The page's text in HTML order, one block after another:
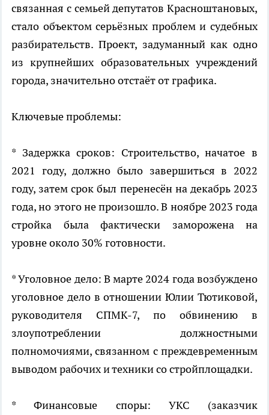
связанная с семьей депутатов Красноштановых,
стало объектом серьёзных проблем и судебных
разбирательств. Проект, задуманный как одно
из крупнейших образовательных учреждений
города, значительно отстаёт от графика.
Ключевые проблемы:
* Задержка сроков: Строительство, начатое в
2021 году, должно было завершиться в 2022
году, затем срок был перенесён на декабрь 2023
года, но этого не произошло. В ноябре 2023 года
стройка была фактически заморожена на
уровне около 30% готовности.
* Уголовное дело: В марте 2024 года возбуждено
уголовное дело в отношении Юлии Тютиковой,
руководителя СПМК-7, по обвинению в
злоупотреблении должностными
полномочиями, связанном с преждевременным
выводом рабочих и техники со стройплощадки.
* Финансовые споры: УКС (заказчик